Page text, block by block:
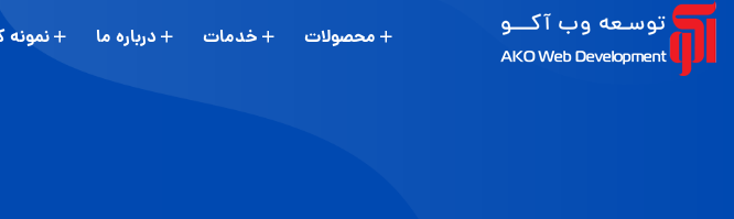
محصولات خدمات درباره ما نمونه